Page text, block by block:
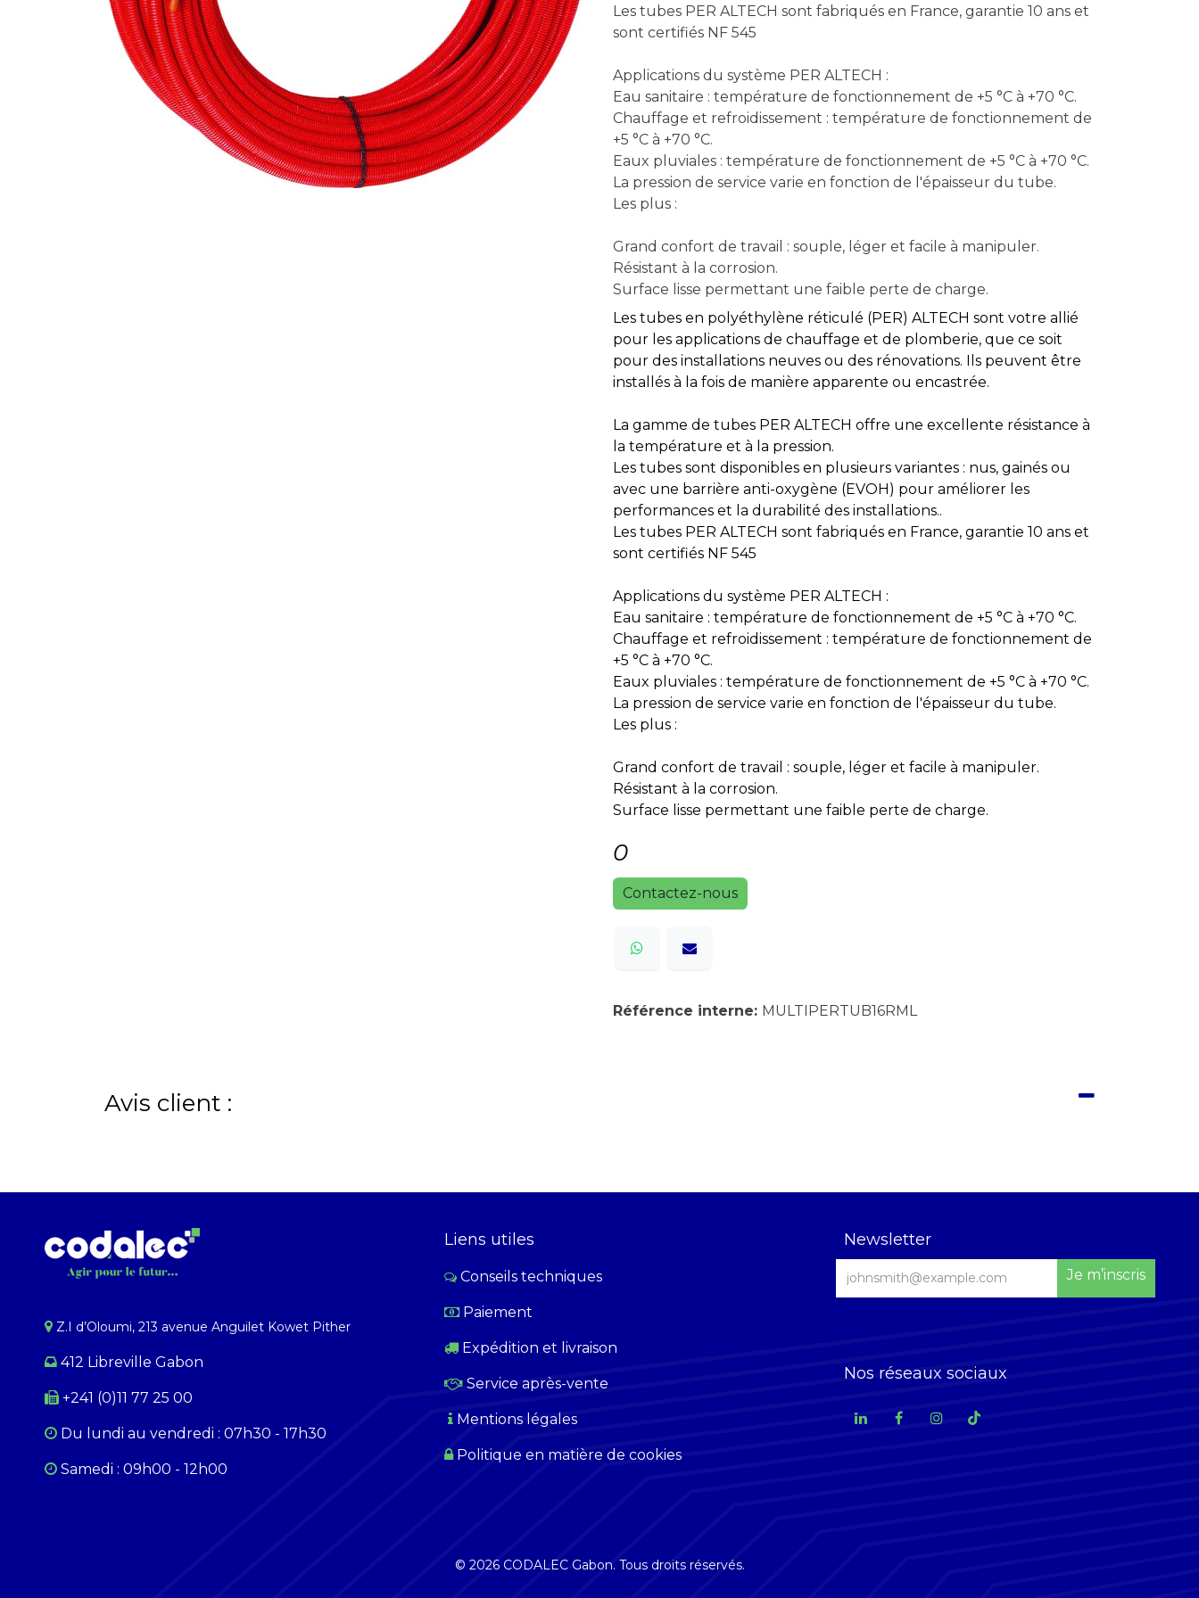
Les tubes PER ALTECH sont fabriqués en France, garantie 10 ans et
sont certifiés NF 545
Applications du système PER ALTECH :
Eau sanitaire : température de fonctionnement de +5 °C à +70 °C.
Chauffage et refroidissement : température de fonctionnement de
+5 °C à +70 °C.
Eaux pluviales : température de fonctionnement de +5 °C à +70 °C.
La pression de service varie en fonction de l'épaisseur du tube.
Les plus :
Grand confort de travail : souple, léger et facile à manipuler.
Résistant à la corrosion.
Surface lisse permettant une faible perte de charge.
Les tubes en polyéthylène réticulé (PER) ALTECH sont votre allié
pour les applications de chauffage et de plomberie, que ce soit
pour des installations neuves ou des rénovations. Ils peuvent être
installés à la fois de manière apparente ou encastrée.
La gamme de tubes PER ALTECH offre une excellente résistance à
la température et à la pression.
Les tubes sont disponibles en plusieurs variantes : nus, gainés ou
avec une barrière anti-oxygène (EVOH) pour améliorer les
performances et la durabilité des installations..
Les tubes PER ALTECH sont fabriqués en France, garantie 10 ans et
sont certifiés NF 545
Applications du système PER ALTECH :
Eau sanitaire : température de fonctionnement de +5 °C à +70 °C.
Chauffage et refroidissement : température de fonctionnement de
+5 °C à +70 °C.
Eaux pluviales : température de fonctionnement de +5 °C à +70 °C.
La pression de service varie en fonction de l'épaisseur du tube.
Les plus :
Grand confort de travail : souple, léger et facile à manipuler.
Résistant à la corrosion.
Surface lisse permettant une faible perte de charge.
0
Contactez-nous
Référence interne: MULTIPERTUB16RML
Avis client :
Z.I d’Oloumi, 213 avenue Anguilet Kowet Pither​
412 Libreville Gabon
+241 (0)11 77 25 00
Du lundi au ​​vendredi : 07h30 - 17h30
Samedi : 09h00 - 12h00
Liens utiles
Conseils techniques
Paiement
Expédition et livraison
Service après-vente
Mentions légales
Politique en matière de cookies
© 2026 CODALEC Gabon. Tous droits réservés.
Newsletter
Je m’inscris
Nos réseaux sociaux